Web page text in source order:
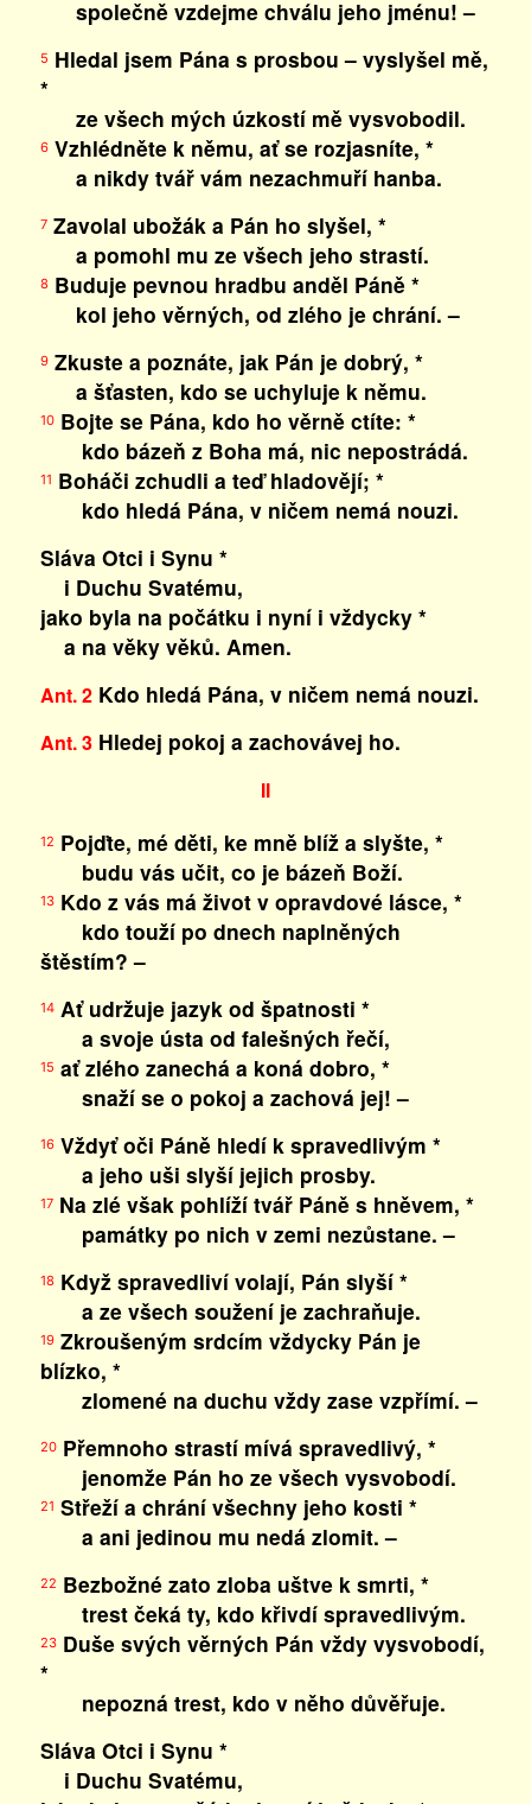
společně vzdejme chválu jeho jménu! –
5 Hledal jsem Pána s prosbou – vyslyšel mě,
*
ze všech mých úzkostí mě vysvobodil.
6Vzhlédněte k němu, ať se rozjasníte, *
a nikdy tvář vám nezachmuří hanba.
7Zavolal ubožák a Pán ho slyšel, *
a pomohl mu ze všech jeho strastí.
8 Buduje pevnou hradbu anděl Páně *
kol jeho věrných, od zlého je chrání. –
9Zkuste a poznáte, jak Pán je dobrý, *
a šťasten, kdo se uchyluje k němu.
10Bojte se Pána, kdo ho věrně ctíte: *
kdo bázeň z Boha má, nic nepostrádá.
11 Boháči zchudli a teď hladovějí; *
kdo hledá Pána, v ničem nemá nouzi.
Sláva Otci i Synu *
i Duchu Svatému,
jako byla na počátku i nyní i vždycky *
a na věky věků. Amen.
Ant. 2Kdo hledá Pána, v ničem nemá nouzi.
Ant. 3Hledej pokoj a zachovávej ho.
II
12 Pojďte, mé děti, ke mně blíž a slyšte, *
budu vás učit, co je bázeň Boží.
13Kdo z vás má život v opravdové lásce, *
kdo touží po dnech naplněných
štěstím? –
14Ať udržuje jazyk od špatnosti *
a svoje ústa od falešných řečí,
15 ať zlého zanechá a koná dobro, *
snaží se o pokoj a zachová jej! –
16Vždyť oči Páně hledí k spravedlivým *
a jeho uši slyší jejich prosby.
17Na zlé však pohlíží tvář Páně s hněvem, *
památky po nich v zemi nezůstane. –
18 Když spravedliví volají, Pán slyší *
a ze všech soužení je zachraňuje.
19Zkroušeným srdcím vždycky Pán je
blízko, *
zlomené na duchu vždy zase vzpřímí. –
20Přemnoho strastí mívá spravedlivý, *
jenomže Pán ho ze všech vysvobodí.
21 Střeží a chrání všechny jeho kosti *
a ani jedinou mu nedá zlomit. –
22 Bezbožné zato zloba uštve k smrti, *
trest čeká ty, kdo křivdí spravedlivým.
23Duše svých věrných Pán vždy vysvobodí,
*
nepozná trest, kdo v něho důvěřuje.
Sláva Otci i Synu *
i Duchu Svatému,